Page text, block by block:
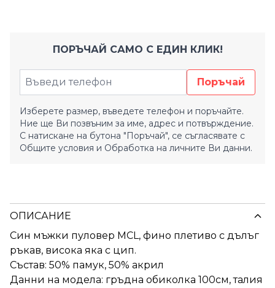
ПОРЪЧАЙ САМО С ЕДИН КЛИК!
Поръчай
Изберете размер, въведете телефон и поръчайте.
Ние ще Ви позвъним за име, адрес и потвърждение.
С натискане на бутона "Поръчай", се съгласявате с
Общите условия и Обработка на личните Ви данни.
ОПИСАНИЕ
Син мъжки пуловер MCL, фино плетиво с дълъг
ръкав, висока яка с цип.
Състав: 50% памук, 50% акрил
Данни на модела: гръдна обиколка 100см, талия